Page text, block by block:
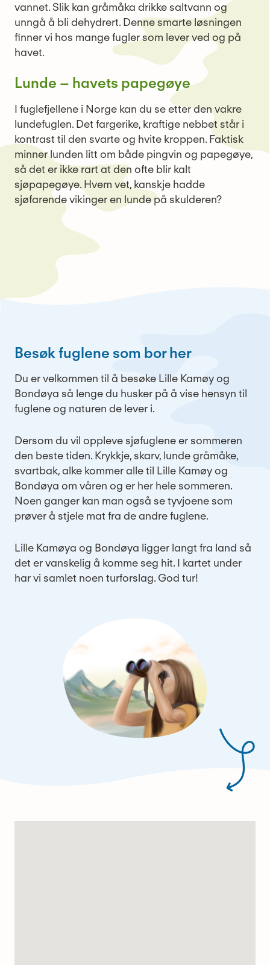
vannet. Slik kan gråmåka drikke saltvann og
unngå å bli dehydrert. Denne smarte løsningen
finner vi hos mange fugler som lever ved og på
havet.
Lunde – havets papegøye
I fuglefjellene i Norge kan du se etter den vakre
lundefuglen. Det fargerike, kraftige nebbet står i
kontrast til den svarte og hvite kroppen. Faktisk
minner lunden litt om både pingvin og papegøye,
så det er ikke rart at den ofte blir kalt
sjøpapegøye. Hvem vet, kanskje hadde
sjøfarende vikinger en lunde på skulderen?
Besøk fuglene som bor her
Du er velkommen til å besøke Lille Kamøy og
Bondøya så lenge du husker på å vise hensyn til
fuglene og naturen de lever i.
Dersom du vil oppleve sjøfuglene er sommeren
den beste tiden. Krykkje, skarv, lunde gråmåke,
svartbak, alke kommer alle til Lille Kamøy og
Bondøya om våren og er her hele sommeren.
Noen ganger kan man også se tyvjoene som
prøver å stjele mat fra de andre fuglene.
Lille Kamøya og Bondøya ligger langt fra land så
det er vanskelig å komme seg hit. I kartet under
har vi samlet noen turforslag. God tur!